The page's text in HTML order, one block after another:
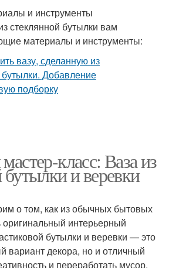
и инструменты
стеклянной бутылки вам
материалы и инструменты:
класс: Ваза из
бутылки и веревки
о том, как из обычных бытовых
оригинальный интерьерный
бутылки и веревки — это
вариант декора, но и отличный
и переработать мусор.